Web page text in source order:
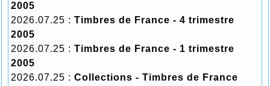
2005
2026.07.25 : Timbres de France - 4 trimestre
2005
2026.07.25 : Timbres de France - 1 trimestre
2005
2026.07.25 : Collections - Timbres de France